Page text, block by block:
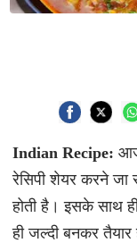
Indian Recipe:
रेसिपी शेयर करने जा
होती है। इसके साथ
ही जल्दी बनकर तैयार